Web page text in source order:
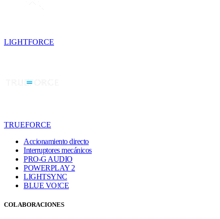
LIGHTFORCE
TRUEFORCE
Accionamiento directo
Interruptores mecánicos
PRO-G AUDIO
POWERPLAY 2
LIGHTSYNC
BLUE VO!CE
COLABORACIONES